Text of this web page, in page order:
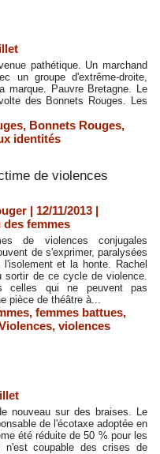
pathétique. Un marchand
un groupe d'extrême-droite,
marque. Pauvre Bretagne. Le
des Bonnets Rouges. Les
, Bonnets Rouges,
identités
de violences
| 12/11/2013 |
femmes
de violences conjugales
de s'exprimer, paralysées
l'isolement et la honte. Rachel
sortir de ce cycle de violence.
celles qui ne peuvent pas
pièce de théâtre à...
, femmes battues,
, violences
nouveau sur des braises. Le
de l'écotaxe adoptée en
été réduite de 50 % pour les
coupable des crises de